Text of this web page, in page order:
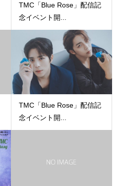
TMC「Blue Rose」配信記
念イベント開...
TMC「Blue Rose」配信記
念イベント開...